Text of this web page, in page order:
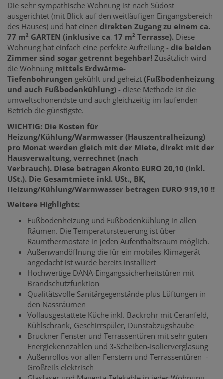
Die sehr sympathische Wohnung ist nach Südost
ausgerichtet (mit Blick auf den weitläufigen Eingangsbereich
des Hauses) und hat einen direkten Zugang zu einem ca.
77 m² GARTEN (inklusive ca. 17 m² Terrasse). Diese
Wohnung hat einfach eine perfekte Aufteilung - die beiden
Zimmer sind sogar getrennt begehbar! Zusätzlich wird
die Wohnung mittels Erdwärme-
Tiefenbohrungen gekühlt und geheizt (Fußbodenheizung
und auch Fußbodenkühlung) - diese Methode ist die
umweltschonendste und auch gleichzeitig im laufenden
Betrieb die günstigste.
WICHTIG: Die Kosten für
Heizung/Kühlung/Warmwasser (Hauszentralheizung)
pro Monat werden gleich mit der Miete, direkt mit der
Hausverwaltung, verrechnet (nach
Verbrauch). Diese betragen Akonto EURO 20,10 (inkl.
USt.). Die Gesamtmiete inkl. USt., BK,
Heizung/Kühlung/Warmwasser betragen EURO 919,10 !!
Weitere Highlights:
Fußbodenheizung und Fußbodenkühlung in allen
Räumen. Die Temperatursteuerung ist über
Raumthermostate in jeden Aufenthaltsraum möglich.
Außenwandöffnung die für ein mobiles Klimagerät
angedacht ist wurde bereits installiert
Hochwertige DANA-Eingangssicherheitstüren mit
Brandschutzfunktion
Qualitätsvolle Sanitärgegenstände plus Lüftungen in
den Nassräumen
Vollausgestattete Küche inkl. Backrohr mit Ceranfeld,
Kühlschrank, Geschirrspüler, Dunstabzugshaube
Bruckner Fenster und Terrassentüren mit sehr guten
Energiekennzahlen und 3-Scheiben-Isolierverglasung
Außenrollos vor allen Fenstern und Terrassentüren -
Großteils elektrisch